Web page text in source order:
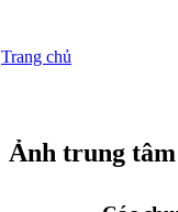
Trang chủ
Ảnh trung tâm